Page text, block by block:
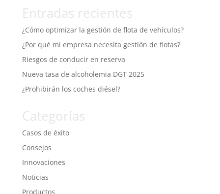
Entradas recientes
¿Cómo optimizar la gestión de flota de vehículos?
¿Por qué mi empresa necesita gestión de flotas?
Riesgos de conducir en reserva
Nueva tasa de alcoholemia DGT 2025
¿Prohibirán los coches diésel?
Categorías
Casos de éxito
Consejos
Innovaciones
Noticias
Productos